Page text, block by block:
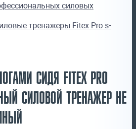
силовых
тренажеры Fitex Pro s-
СИДЯ FITEX PRO
СИЛОВОЙ ТРЕНАЖЕР НЕ